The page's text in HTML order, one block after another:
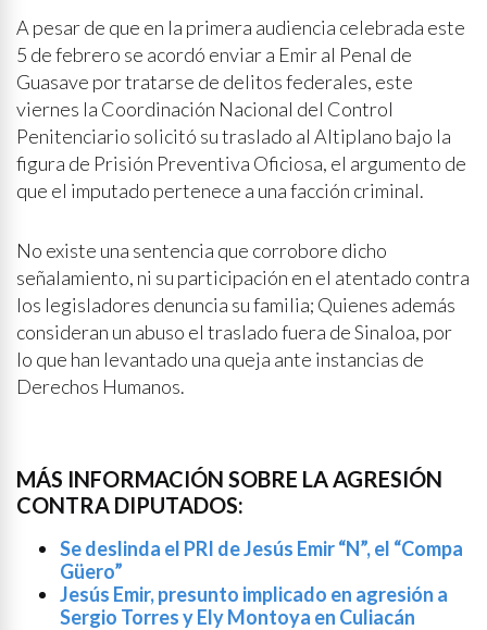
A pesar de que en la primera audiencia celebrada este
5 de febrero se acordó enviar a Emir al Penal de
Guasave por tratarse de delitos federales, este
viernes la Coordinación Nacional del Control
Penitenciario solicitó su traslado al Altiplano bajo la
figura de Prisión Preventiva Oficiosa, el argumento de
que el imputado pertenece a una facción criminal.
No existe una sentencia que corrobore dicho
señalamiento, ni su participación en el atentado contra
los legisladores denuncia su familia; Quienes además
consideran un abuso el traslado fuera de Sinaloa, por
lo que han levantado una queja ante instancias de
Derechos Humanos.
MÁS INFORMACIÓN SOBRE LA AGRESIÓN
CONTRA DIPUTADOS:
Se deslinda el PRI de Jesús Emir “N”, el “Compa
Güero”
Jesús Emir, presunto implicado en agresión a
Sergio Torres y Ely Montoya en Culiacán